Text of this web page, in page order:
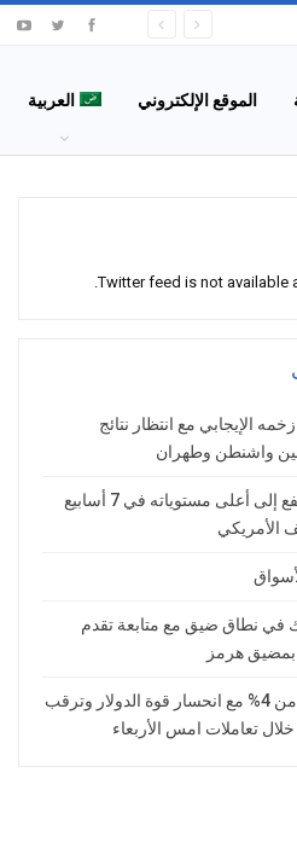
الموقع الإلكتروني العربية
Twitter feed is not available
الإيجابي مع انتظار نتائج
بين واشنطن وطهران
المعدن الأصفر يرتفع إلى أعلى مستوياته في 7 أسابيع
الأمريكي
في نطاق ضيق مع متابعة تقدم
بمضيق هرمز
الذهب يرتفع بأكثر من 4% مع انحسار قوة الدولار وترقب
خلال تعاملات امس الأربعاء